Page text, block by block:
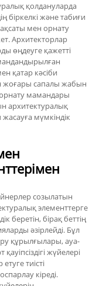
қолдануларда
біркелкі және табиғи
мен орнату
Архитекторлар
өңдеуге қажетті
қатар кәсіби
жоғары сапалы жабын
мамандары
архитектуралық
мүмкіндік
созылатын
элементтерге
беретін, бірақ беттің
әзірлейді. Бұл
құрылғылары, ауа-
жүйелері
тиісті
кіреді.